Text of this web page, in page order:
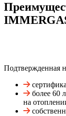
Подтвержденная
более 60
на